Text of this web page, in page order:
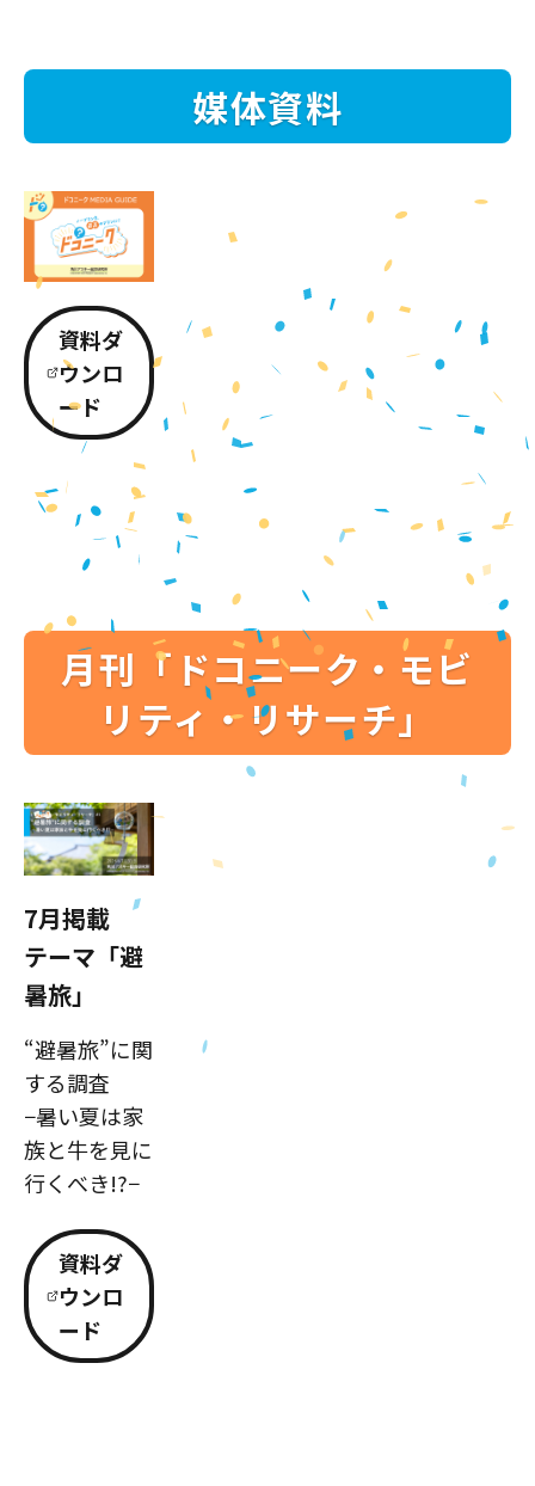
媒体資料
資料ダ
ウンロ
ード
月刊「ドコニーク・モビ
リティ・リサーチ」
7月掲載
テーマ「避
暑旅」
“避暑旅”に関
する調査
−暑い夏は家
族と牛を見に
行くべき!?−
資料ダ
ウンロ
ード